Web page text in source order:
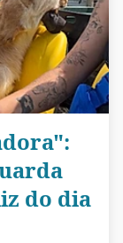
do dia